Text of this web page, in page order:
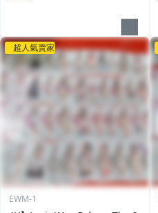
超人氣賣家
EWM-1